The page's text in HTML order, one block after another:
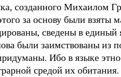
созданного Михаилом
за основу были взяты
сведены в единый
были заимствованы из
Ибо в языке
средой их